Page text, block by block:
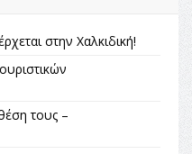
στην Χαλκιδική!
τους –